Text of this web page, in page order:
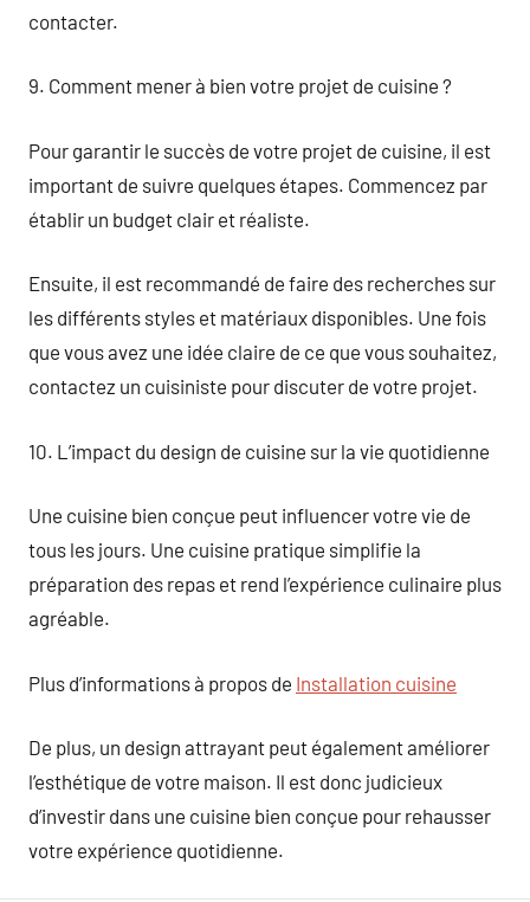
contacter.
9. Comment mener à bien votre projet de cuisine ?
Pour garantir le succès de votre projet de cuisine, il est
important de suivre quelques étapes. Commencez par
établir un budget clair et réaliste.
Ensuite, il est recommandé de faire des recherches sur
les différents styles et matériaux disponibles. Une fois
que vous avez une idée claire de ce que vous souhaitez,
contactez un cuisiniste pour discuter de votre projet.
10. L’impact du design de cuisine sur la vie quotidienne
Une cuisine bien conçue peut influencer votre vie de
tous les jours. Une cuisine pratique simplifie la
préparation des repas et rend l’expérience culinaire plus
agréable.
Plus d’informations à propos de Installation cuisine
De plus, un design attrayant peut également améliorer
l’esthétique de votre maison. Il est donc judicieux
d’investir dans une cuisine bien conçue pour rehausser
votre expérience quotidienne.